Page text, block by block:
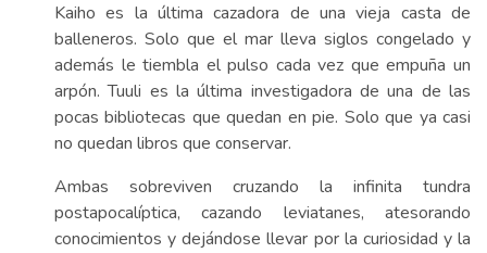
Kaiho es la última cazadora de una vieja casta de
balleneros. Solo que el mar lleva siglos congelado y
además le tiembla el pulso cada vez que empuña un
arpón. Tuuli es la última investigadora de una de las
pocas bibliotecas que quedan en pie. Solo que ya casi
no quedan libros que conservar.
Ambas sobreviven cruzando la infinita tundra
postapocalíptica, cazando leviatanes, atesorando
conocimientos y dejándose llevar por la curiosidad y la